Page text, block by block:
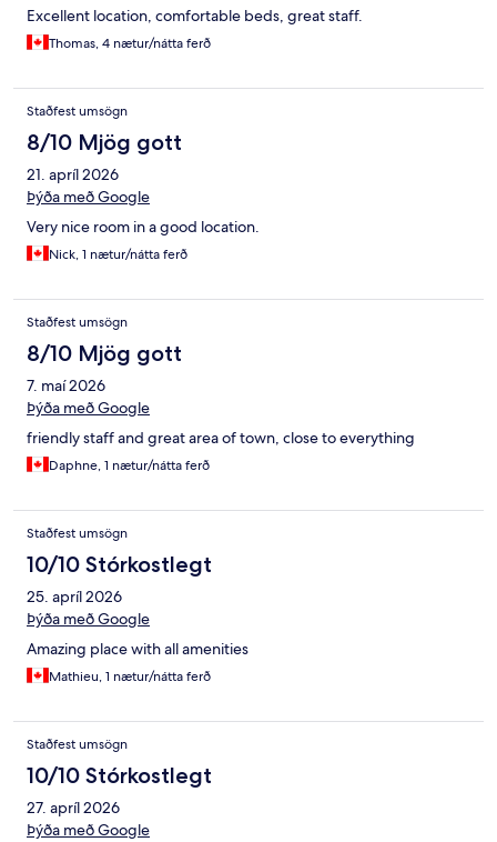
Excellent location, comfortable beds, great staff.
Thomas, 4 nætur/nátta ferð
Staðfest umsögn
8/10 Mjög gott
21. apríl 2026
Þýða með Google
Very nice room in a good location.
Nick, 1 nætur/nátta ferð
Staðfest umsögn
8/10 Mjög gott
7. maí 2026
Þýða með Google
friendly staff and great area of town, close to everything
Daphne, 1 nætur/nátta ferð
Staðfest umsögn
10/10 Stórkostlegt
25. apríl 2026
Þýða með Google
Amazing place with all amenities
Mathieu, 1 nætur/nátta ferð
Staðfest umsögn
10/10 Stórkostlegt
27. apríl 2026
Þýða með Google